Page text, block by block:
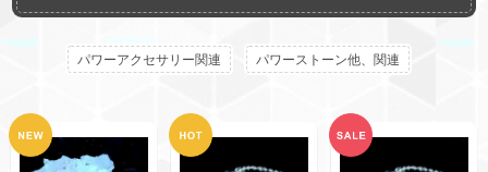
パワーアクセサリー関連 パワーストーン他、関連